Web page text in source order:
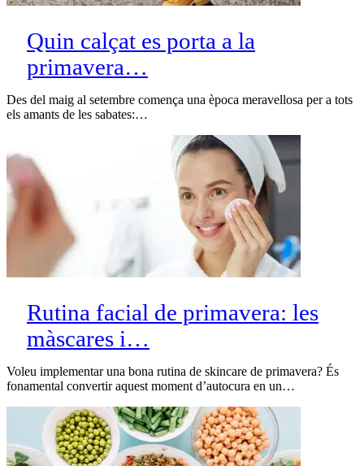
Quin calçat es porta a la
primavera…
Des del maig al setembre comença una època meravellosa per a tots
els amants de les sabates:…
Rutina facial de primavera: les
màscares i…
Voleu implementar una bona rutina de skincare de primavera? És
fonamental convertir aquest moment d’autocura en un…